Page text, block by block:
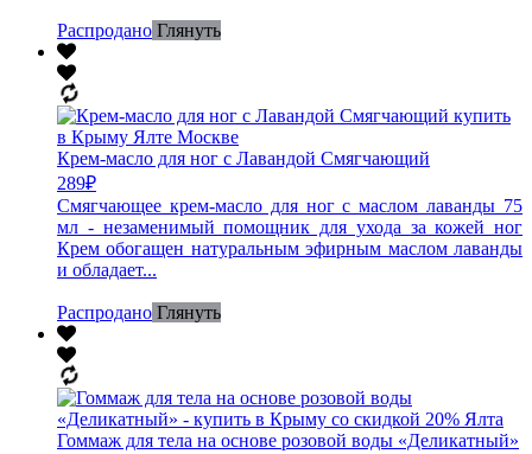
Распродано Глянуть
Крем-масло для ног с Лавандой Смягчающий
289₽
Смягчающее крем-масло для ног с маслом лаванды 75
мл - незаменимый помощник для ухода за кожей ног
Крем обогащен натуральным эфирным маслом лаванды
и обладает...
Распродано Глянуть
Гоммаж для тела на основе розовой воды «Деликатный»